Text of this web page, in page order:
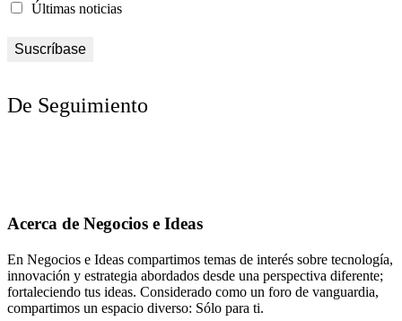
Últimas noticias
De Seguimiento
Acerca de Negocios e Ideas
En Negocios e Ideas compartimos temas de interés sobre tecnología,
innovación y estrategia abordados desde una perspectiva diferente;
fortaleciendo tus ideas. Considerado como un foro de vanguardia,
compartimos un espacio diverso: Sólo para ti.